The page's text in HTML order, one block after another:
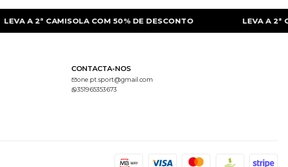
A 2ª CAMISOLA COM 50% DE DESCONTO LEVA A 2ª
CONTACTA-NOS
one.pt.sport@gmail.com
351965353673